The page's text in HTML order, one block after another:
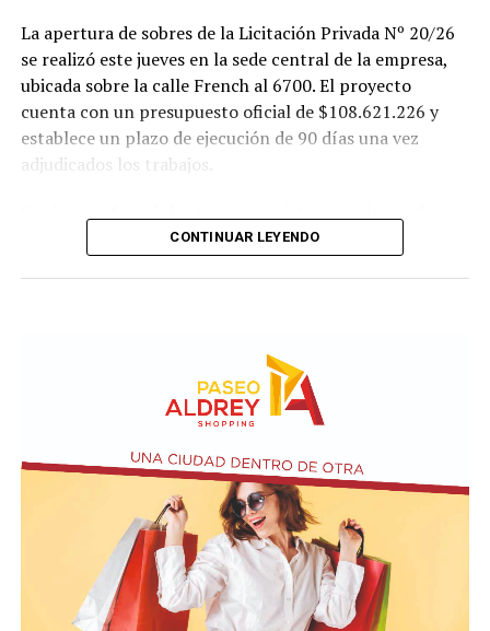
La apertura de sobres de la Licitación Privada Nº 20/26
se realizó este jueves en la sede central de la empresa,
ubicada sobre la calle French al 6700. El proyecto
cuenta con un presupuesto oficial de $108.621.226 y
establece un plazo de ejecución de 90 días una vez
adjudicados los trabajos.
agua potable incluyen la colocación de unos 355 metros
En paralelo, la intervención contempla la extensión de
la red cloacal mediante la instalación de 234 metros de
domiciliarias y la construcción de seis bocas de registro.
Además de la infraestructura subterránea, el proyecto
prevé la reconstrucción de veredas y pavimentos
afectados por las excavaciones, así como la reposición
de material granular en las calles intervenidas.
CONTINUAR LEYENDO